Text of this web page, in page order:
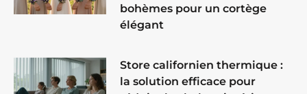
bohèmes pour un cortège
élégant
Store californien thermique :
la solution efficace pour